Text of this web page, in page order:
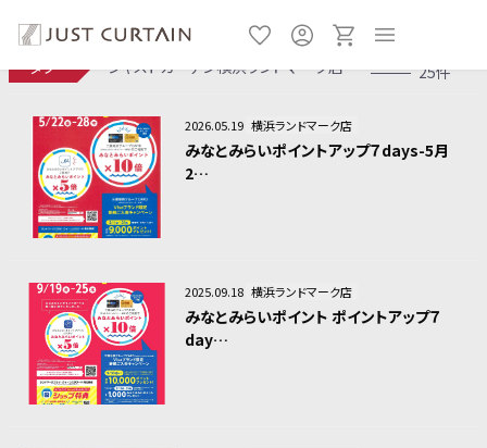
タグ ジャストカーテン横浜ランドマーク店 25件
2026.05.19 横浜ランドマーク店
みなとみらいポイントアップ７days-5月
2…
2025.09.18 横浜ランドマーク店
みなとみらいポイント ポイントアップ７
day…